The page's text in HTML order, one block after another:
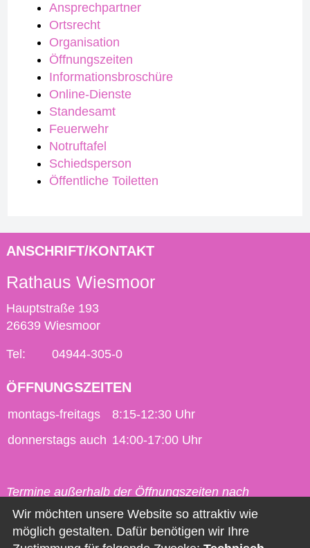
Ansprechpartner
Ortsrecht
Organisation
Öffnungszeiten
Informationsbroschüre
Online-Dienste
Standesamt
Feuerwehr
Notruftafel
Schiedsperson
Öffentliche Toiletten
ANSCHRIFT/KONTAKT
Rathaus Wiesmoor
Hauptstraße 193
26639 Wiesmoor
Tel: 04944-305-0
ÖFFNUNGSZEITEN
montags-freitags
8:15-12:30 Uhr
donnerstags auch 14:00-17:00 Uhr
Termine außerhalb der Öffnungszeiten nach
vorheriger Vereinbarung möglich.
Wir möchten unsere Website so attraktiv wie
möglich gestalten. Dafür benötigen wir Ihre